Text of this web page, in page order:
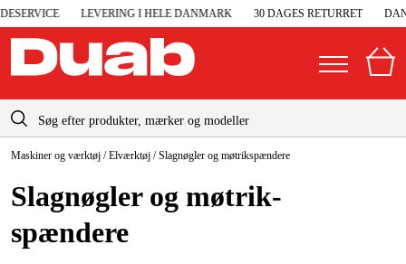
LEVERING I HELE DANMARK 30 DAGES RETURRET
Danmark
Sverige
Suomi
Elgeneratorer og nødstrøm
Trykluft
info-dk@duab.eu
Maskiner og værktøj /Elværktøj /Slagnøgler og møtrikspændere
Slag­nøgler og møtrik­
spændere